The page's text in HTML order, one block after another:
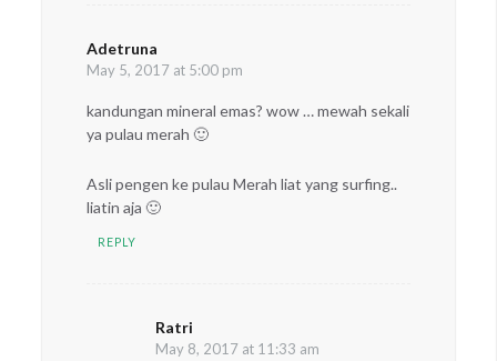
Adetruna
May 5, 2017 at 5:00 pm
kandungan mineral emas? wow … mewah sekali
ya pulau merah 🙂
Asli pengen ke pulau Merah liat yang surfing..
liatin aja 🙂
REPLY
Ratri
May 8, 2017 at 11:33 am